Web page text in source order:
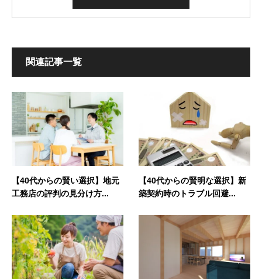
関連記事一覧
【40代からの賢い選択】地元
工務店の評判の見分け方...
【40代からの賢明な選択】新
築契約時のトラブル回避...